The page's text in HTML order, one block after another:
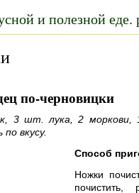
и полезной
по-черновицки
3 шт. лука, 2 моркови,
вкусу.
Способ
Ножки
почистить,